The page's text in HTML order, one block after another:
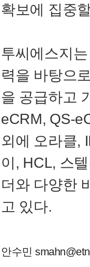
확보에 집중
투씨에스지는
력을 바탕으
을 공급하고
eCRM, QS-
외에 오라클,
이, HCL, 스
더와 다양한
고 있다.
안수민